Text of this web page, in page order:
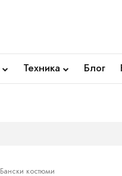
Техника Блог
Бански костюми